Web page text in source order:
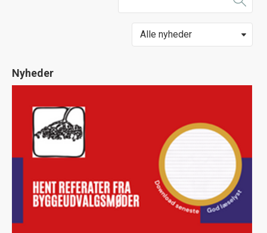
Nyheder